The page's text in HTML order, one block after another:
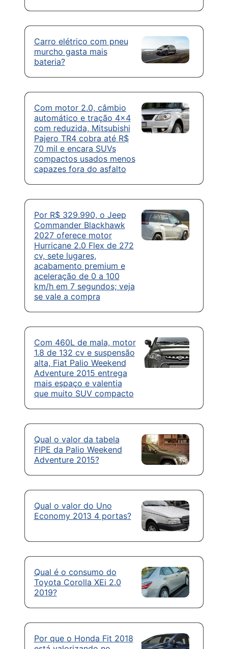
Carro elétrico com pneu
murcho gasta mais
bateria?
Com motor 2.0, câmbio
automático e tração 4×4
com reduzida, Mitsubishi
Pajero TR4 cobra até R$
70 mil e encara SUVs
compactos usados menos
capazes fora do asfalto
Por R$ 329.990, o Jeep
Commander Blackhawk
2027 oferece motor
Hurricane 2.0 Flex de 272
cv, sete lugares,
acabamento premium e
aceleração de 0 a 100
km/h em 7 segundos; veja
se vale a compra
Com 460L de mala, motor
1.8 de 132 cv e suspensão
alta, Fiat Palio Weekend
Adventure 2015 entrega
mais espaço e valentia
que muito SUV compacto
Qual o valor da tabela
FIPE da Palio Weekend
Adventure 2015?
Qual o valor do Uno
Economy 2013 4 portas?
Qual é o consumo do
Toyota Corolla XEi 2.0
2019?
Por que o Honda Fit 2018